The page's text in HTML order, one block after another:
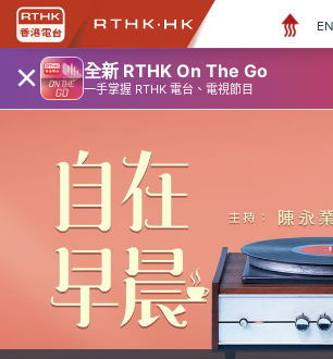
× 全新 RTHK On The Go
一手掌握 RTHK 電台、電視節目